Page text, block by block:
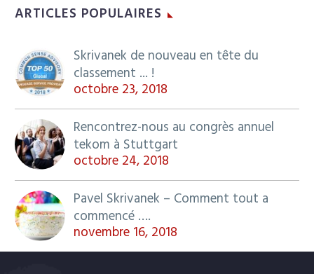
ARTICLES POPULAIRES
Skrivanek de nouveau en tête du
classement ... !
octobre 23, 2018
Rencontrez-nous au congrès annuel
tekom à Stuttgart
octobre 24, 2018
Pavel Skrivanek – Comment tout a
commencé ….
novembre 16, 2018